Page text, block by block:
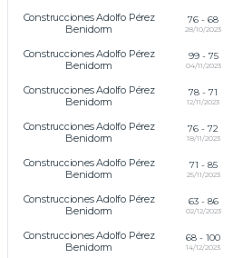
Construcciones Adolfo Pérez
Benidorm
76 - 68
28/10/2023
Construcciones Adolfo Pérez
Benidorm
99- 75
04/11/2023
Construcciones Adolfo Pérez
Benidorm
78 - 71
12/11/2023
Construcciones Adolfo Pérez
Benidorm
76 - 72
18/11/2023
Construcciones Adolfo Pérez
Benidorm
71 - 85
25/11/2023
Construcciones Adolfo Pérez
Benidorm
63- 86
02/12/2023
Construcciones Adolfo Pérez
Benidorm
68 - 100
14/12/2023